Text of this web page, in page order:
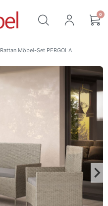
0
Rattan Möbel-Set PERGOLA
keyboard_arrow_right